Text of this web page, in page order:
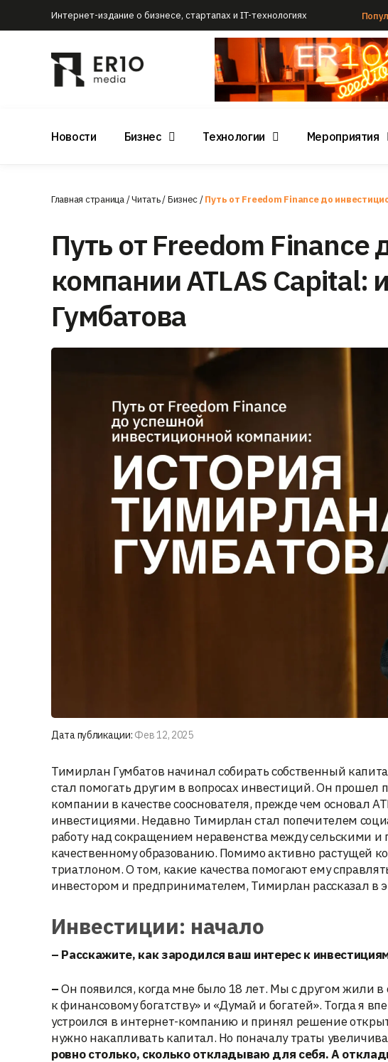
Интернет-издание о бизнесе, стартапах и IT-технологиях
Новости Бизнес Технологии Мероприятия
Главная страница/Читать/Бизнес/Путь от Freedom Finance до
Путь от Freedom Finance
компании ATLAS Capital:
Гумбатова
Дата публикации: Фев 12, 2025
Тимирлан Гумбатов начинал собирать собственный
стал помогать другим в вопросах инвестиций. Он прошел
компании в качестве сооснователя, прежде чем основал
инвестициями. Недавно Тимирлан стал попечителем
работу над сокращением неравенства между сельскими
качественному образованию. Помимо активно растущей
триатлоном. О том, какие качества помогают ему
инвестором и предпринимателем, Тимирлан рассказал в
Инвестиции: начало
– Расскажите, как зародился ваш интерес к
–Он появился, когда мне было 18 лет. Мы с другом жили
к финансовому богатству» и «Думай и богатей». Тогда я
устроился в интернет-компанию и принял решение
нужно накапливать капитал. Но поначалу траты
ровно столько, сколько откладываю для себя.А